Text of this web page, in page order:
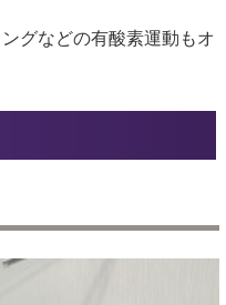
グなどの有酸素運動もオ